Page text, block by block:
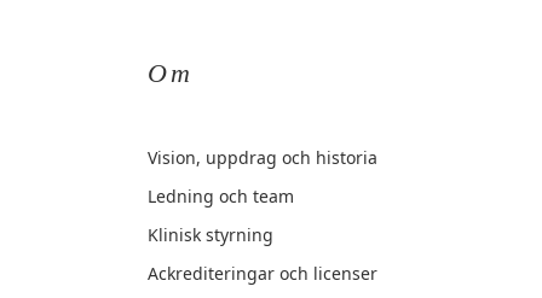
Om
Vision, uppdrag och historia
Ledning och team
Klinisk styrning
Ackrediteringar och licenser